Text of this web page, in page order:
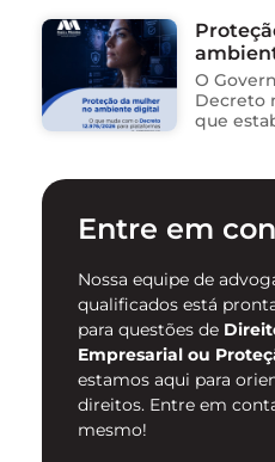
dados,
na
novo
O
Decreto
que
digital. …
Entre em
Nossa equipe de
qualificados está
para questões de
Empresarial ou
estamos aqui para
direitos. Entre em
mesmo!